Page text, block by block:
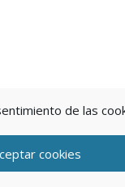
de las
cookies